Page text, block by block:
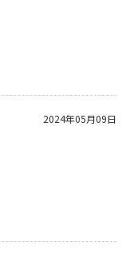
2024年05月09日